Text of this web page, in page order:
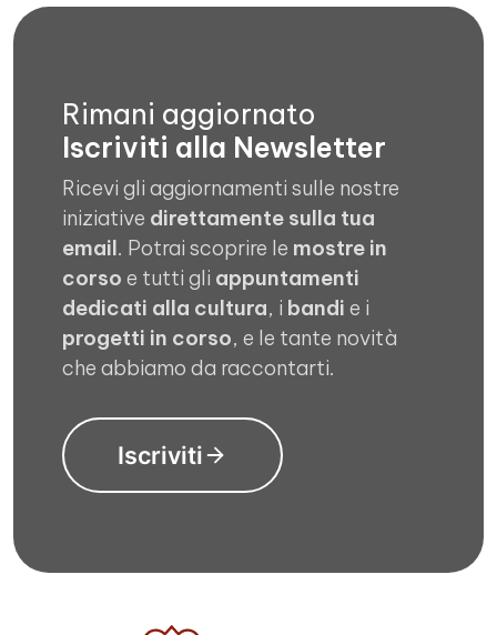
Rimani aggiornato
Iscriviti alla Newsletter
Ricevi gli aggiornamenti sulle nostre
iniziative direttamente sulla tua
email. Potrai scoprire le mostre in
corso e tutti gli appuntamenti
dedicati alla cultura, i bandi e i
progetti in corso, e le tante novità
che abbiamo da raccontarti.
Iscriviti